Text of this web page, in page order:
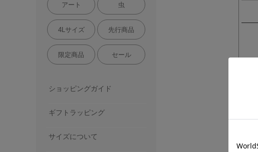
アート 虫
4Lサイズ 先行商品
限定商品 セール
ショッピングガイド
ギフトラッピング
サイズについて